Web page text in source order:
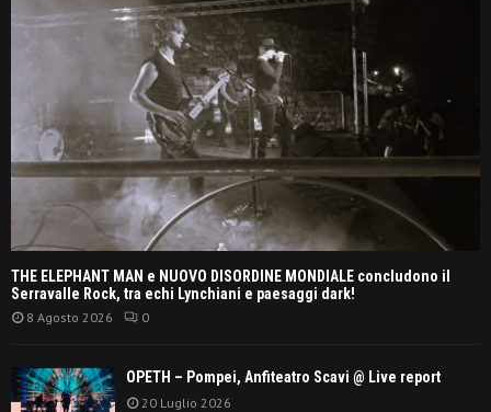
THE ELEPHANT MAN e NUOVO DISORDINE MONDIALE concludono il
Serravalle Rock, tra echi Lynchiani e paesaggi dark!
8 Agosto 2026 0
OPETH – Pompei, Anfiteatro Scavi @ Live report
20 Luglio 2026